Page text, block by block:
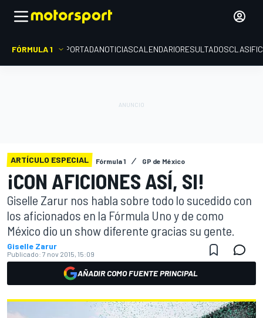
FÓRMULA 1 PORTADANOTICIASCALENDARIORESULTADOS
ARTÍCULO ESPECIAL Fórmula 1 GP de México
¡CON AFICIONES ASÍ, SI!
Giselle Zarur nos habla sobre todo lo sucedido con
los aficionados en la Fórmula Uno y de como
México dio un show diferente gracias su gente.
Giselle Zarur
Publicado: 7 nov 2015, 15:09
AÑADIR COMO FUENTE PRINCIPAL